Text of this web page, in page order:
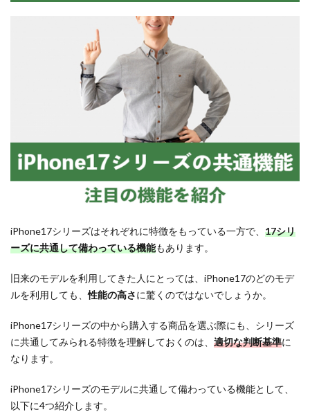
iPhone17シリーズはそれぞれに特徴をもっている一方で、 17シリ
ーズに共通して備わっている機能もあります。
旧来のモデルを利用してきた人にとっては、iPhone17のどのモデ
ルを利用しても、性能の高さに驚くのではないでしょうか。
iPhone17シリーズの中から購入する商品を選ぶ際にも、シリーズ
に共通してみられる特徴を理解しておくのは、 適切な判断基準に
なります。
iPhone17シリーズのモデルに共通して備わっている機能として、
以下に4つ紹介します。